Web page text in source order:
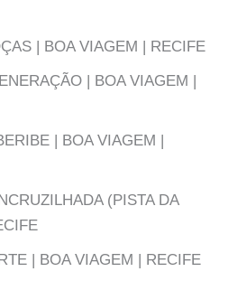
| BOA VIAGEM | RECIFE
| BOA VIAGEM |
| BOA VIAGEM |
(PISTA DA
| BOA VIAGEM | RECIFE